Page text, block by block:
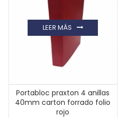
Portabloc praxton 4 anillas
40mm carton forrado folio
rojo
LEER MÁS